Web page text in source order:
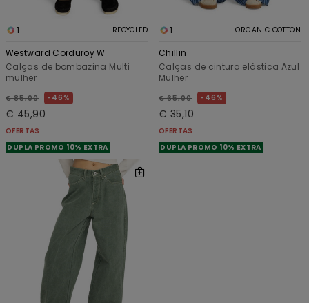
1 RECYCLED
Westward Corduroy W
Calças de bombazina Multi
mulher
€ 85,00 46%
€ 45,90
OFERTAS
DUPLA PROMO 10% EXTRA
1 ORGANIC COTTON
Chillin
Calças de cintura elástica Azul
Mulher
€ 65,00 46%
€ 35,10
OFERTAS
DUPLA PROMO 10% EXTRA